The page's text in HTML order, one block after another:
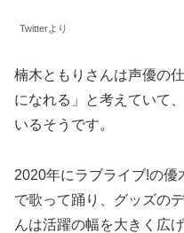
Twitterより
楠木ともりさんは声優の
になれる」と考えていて
いるそうです。
2020年にラブライブ!の
で歌って踊り、グッズの
んは活躍の幅を大きく広げ